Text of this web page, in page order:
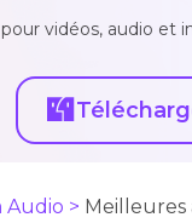
vidéos, audio et
Audio >